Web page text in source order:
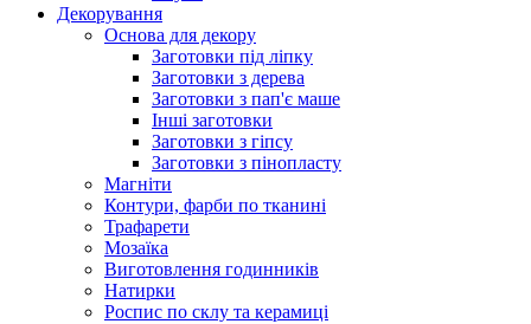
Декорування
Основа для декору
Заготовки під ліпку
Заготовки з дерева
Заготовки з пап'є маше
Інші заготовки
Заготовки з гіпсу
Заготовки з пінопласту
Магніти
Контури, фарби по тканині
Трафарети
Мозаїка
Виготовлення годинників
Натирки
Роспис по склу та керамиці